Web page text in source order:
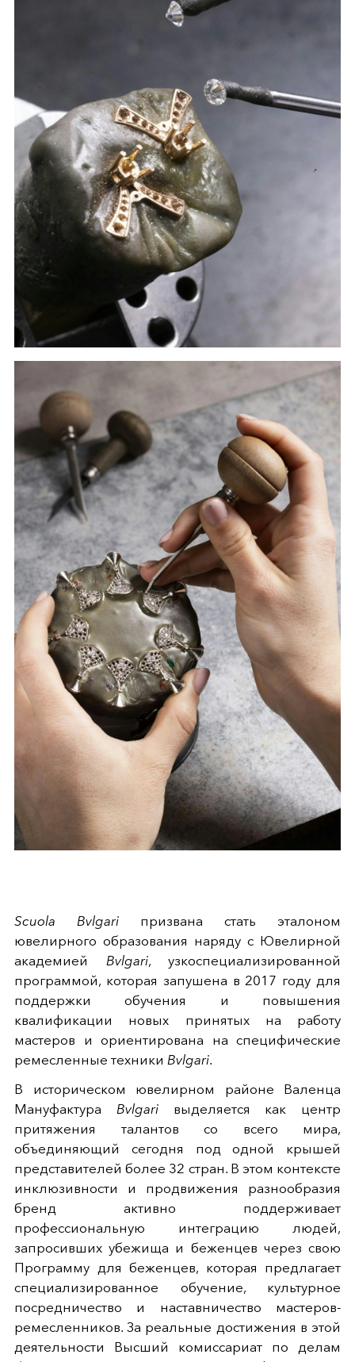
Scuola Bvlgari призвана стать эталоном
ювелирного образования наряду с Ювелирной
академией Bvlgari, узкоспециализированной
программой, которая запушена в 2017 году для
поддержки обучения и повышения
квалификации новых принятых на работу
мастеров и ориентирована на специфические
ремесленные техники Bvlgari.
В историческом ювелирном районе Валенца
Мануфактура Bvlgariвыделяется как центр
притяжения талантов со всего мира,
объединяющий сегодня под одной крышей
представителей более 32 стран. В этом контексте
инклюзивности и продвижения разнообразия
бренд активно поддерживает
профессиональную интеграцию людей,
запросивших убежища и беженцев через свою
Программу для беженцев, которая предлагает
специализированное обучение, культурное
посредничество и наставничество мастеров-
ремесленников. За реальные достижения в этой
деятельности Высший комиссариат по делам